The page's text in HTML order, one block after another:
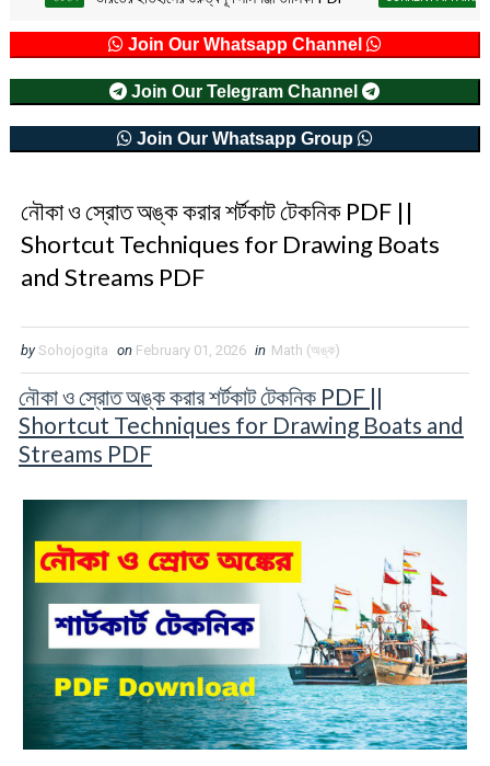
Join Our Whatsapp Channel
Join Our Telegram Channel
Join Our Whatsapp Group
নৌকা ও স্রোত অঙ্ক করার শর্টকাট টেকনিক PDF ||
Shortcut Techniques for Drawing Boats
and Streams PDF
by Sohojogita on February 01, 2026 in Math (অঙ্ক)
নৌকা ও স্রোত অঙ্ক করার শর্টকাট টেকনিক PDF ||
Shortcut Techniques for Drawing Boats and
Streams PDF